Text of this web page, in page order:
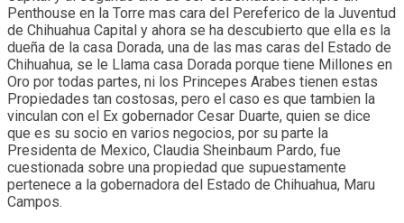
Penthouse en la Torre mas cara del Pereferico de la Juventud
de Chihuahua Capital y ahora se ha descubierto que ella es la
dueña de la casa Dorada, una de las mas caras del Estado de
Chihuahua, se le Llama casa Dorada porque tiene Millones en
Oro por todas partes, ni los Princepes Arabes tienen estas
Propiedades tan costosas, pero el caso es que tambien la
vinculan con el Ex gobernador Cesar Duarte, quien se dice
que es su socio en varios negocios, por su parte la
Presidenta de Mexico, Claudia Sheinbaum Pardo, fue
cuestionada sobre una propiedad que supuestamente
pertenece a la gobernadora del Estado de Chihuahua, Maru
Campos.